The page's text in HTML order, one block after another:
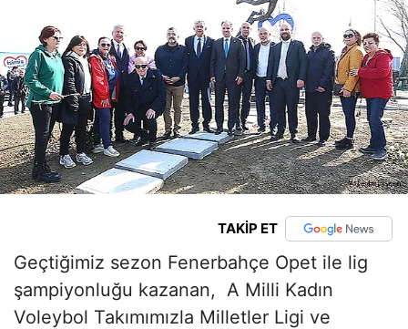
TAKİP ET
Geçtiğimiz sezon Fenerbahçe Opet ile lig
şampiyonluğu kazanan, A Milli Kadın
Voleybol Takımımızla Milletler Ligi ve